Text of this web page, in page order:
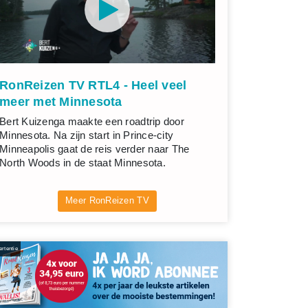
RonReizen TV RTL4 - Heel veel
meer met Minnesota
Bert Kuizenga maakte een roadtrip door
Minnesota. Na zijn start in Prince-city
Minneapolis gaat de reis verder naar The
North Woods in de staat Minnesota.
Meer RonReizen TV